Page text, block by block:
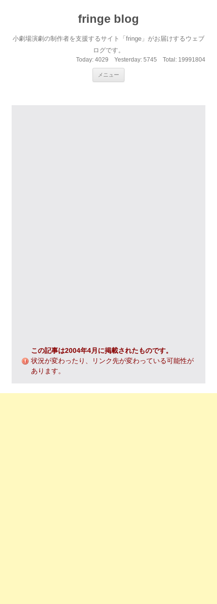
fringe blog
小劇場演劇の制作者を支援するサイト「fringe」がお届けするウェブ
ログです。
Today: 4029 Yesterday: 5745 Total: 19991804
メニュー
この記事は2004年4月に掲載されたものです。
状況が変わったり、リンク先が変わっている可能性が
あります。